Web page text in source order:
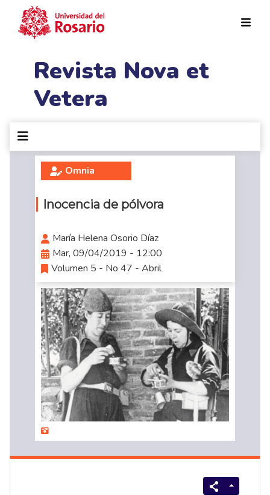
Revista Nova et
Vetera
Omnia
Inocencia de pólvora
María Helena Osorio Díaz
Mar, 09/04/2019 - 12:00
Volumen 5 - No 47 - Abril